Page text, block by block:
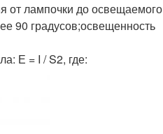
от лампочки до освещаемого
90 градусов;освещенность
Е = I / S2, где: